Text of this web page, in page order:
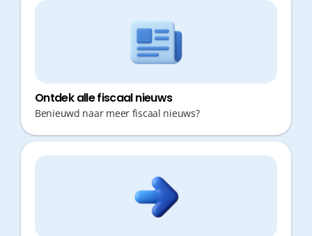
Ontdek alle fiscaal nieuws
Benieuwd naar meer fiscaal nieuws?